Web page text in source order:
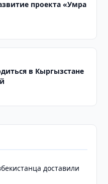
проекта «Умра
в Кыргызстане
доставили